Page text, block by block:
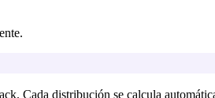
Cada distribución se calcula